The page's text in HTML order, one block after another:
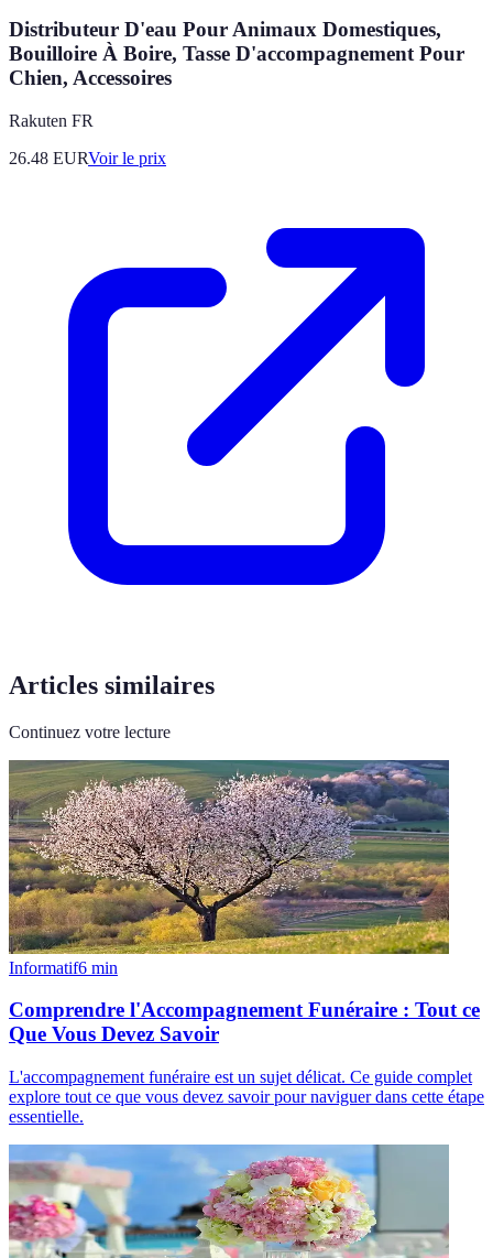
Distributeur D'eau Pour Animaux Domestiques,
Bouilloire À Boire, Tasse D'accompagnement Pour
Chien, Accessoires
Rakuten FR
26.48 EURVoir le prix
Articles similaires
Continuez votre lecture
Informatif6 min
Comprendre l'Accompagnement Funéraire : Tout ce
Que Vous Devez Savoir
L'accompagnement funéraire est un sujet délicat. Ce guide complet
explore tout ce que vous devez savoir pour naviguer dans cette étape
essentielle.